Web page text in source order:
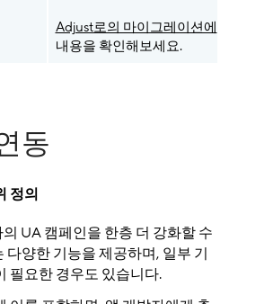
Adjust로의 마이그레이션에
내용을 확인해보세요.
동
정의
UA 캠페인을 한층 더 강화할 수
다양한 기능을 제공하며, 일부 기
필요한 경우도 있습니다.